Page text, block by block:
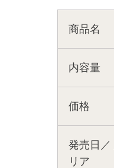
商品名
内容量
価格
発売日／
リア